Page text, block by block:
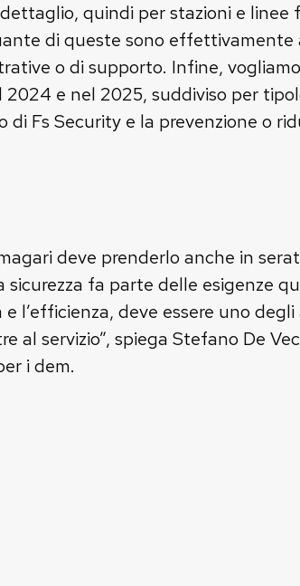
quindi per stazioni e linee
di queste sono
o di supporto. Infine,
e nel 2025, suddiviso per
di Fs Security e la prevenzione o
deve prenderlo anche in
fa parte delle esigenze
l’efficienza, deve essere uno
al servizio”, spiega Stefano De
i dem.